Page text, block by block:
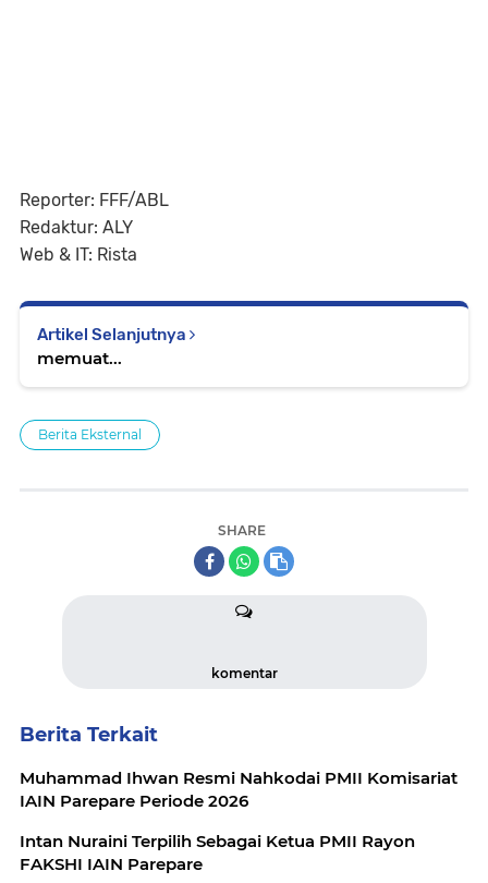
Reporter: FFF/ABL
Redaktur: ALY
Web & IT: Rista
Artikel Selanjutnya
memuat...
Berita Eksternal
SHARE
komentar
Berita Terkait
Muhammad Ihwan Resmi Nahkodai PMII Komisariat
IAIN Parepare Periode 2026
Intan Nuraini Terpilih Sebagai Ketua PMII Rayon
FAKSHI IAIN Parepare